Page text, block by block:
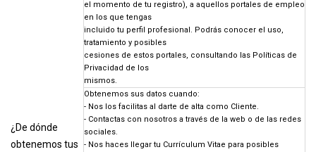
el momento de tu registro), a aquellos portales de empleo
en los que tengas
incluido tu perfil profesional. Podrás conocer el uso,
tratamiento y posibles
cesiones de estos portales, consultando las Políticas de
Privacidad de los
mismos.
¿De dónde
obtenemos tus
Obtenemos sus datos cuando:
- Nos los facilitas al darte de alta como Cliente.
- Contactas con nosotros a través de la web o de las redes
sociales.
- Nos haces llegar tu Currículum Vitae para posibles